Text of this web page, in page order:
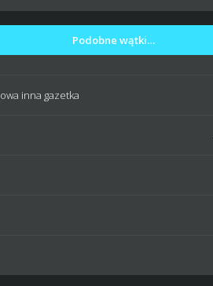
Podobne wątki…
inna gazetka